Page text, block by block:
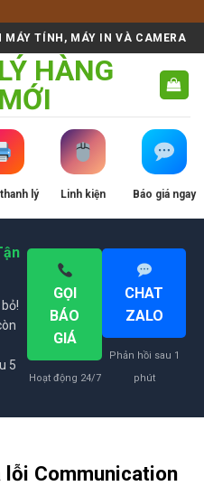
MÁY TÍNH, MÁY IN VÀ CAMERA
HÀNG
lý Linh kiện Báo giá ngay
5
GỌI
BÁO
GIÁ
Hoạt động 24/7
CHAT
ZALO
Phản hồi sau 1
phút
lỗi Communication